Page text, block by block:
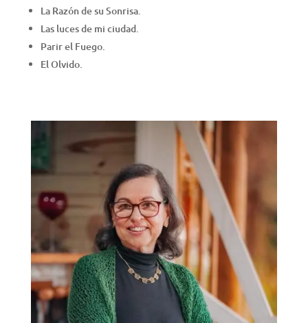
La Razón de su Sonrisa.
Las luces de mi ciudad.
Parir el Fuego.
El Olvido.